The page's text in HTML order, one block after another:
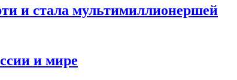
и стала мультимиллионершей
и мире